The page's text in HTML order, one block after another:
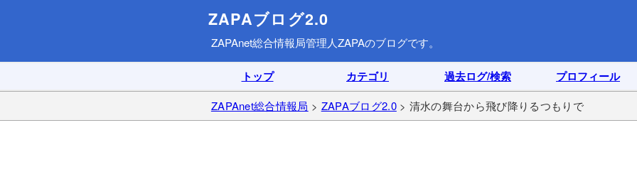
ZAPAブログ2.0
ZAPAnet総合情報局管理人ZAPAのブログです。
トップ カテゴリ 過去ログ/検索 プロフィール
ZAPAnet総合情報局 > ZAPAブログ2.0> 清水の舞台から飛び降りるつもりで